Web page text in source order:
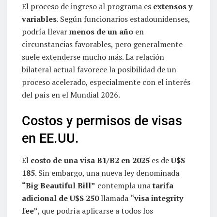
El proceso de ingreso al programa es extensos y
variables. Según funcionarios estadounidenses,
podría llevarmenos de un año en
circunstancias favorables, pero generalmente
suele extenderse mucho más. La relación
bilateral actual favorece la posibilidad de un
proceso acelerado, especialmente con el interés
del país en el Mundial 2026.
Costos y permisos de visas
en EE.UU.
El costo de una visa B1/B2 en 2025 es deU$S
185. Sin embargo, una nueva ley denominada
“Big Beautiful Bill” contempla unatarifa
adicional de U$S 250llamada “visa integrity
fee”, que podría aplicarse a todos los